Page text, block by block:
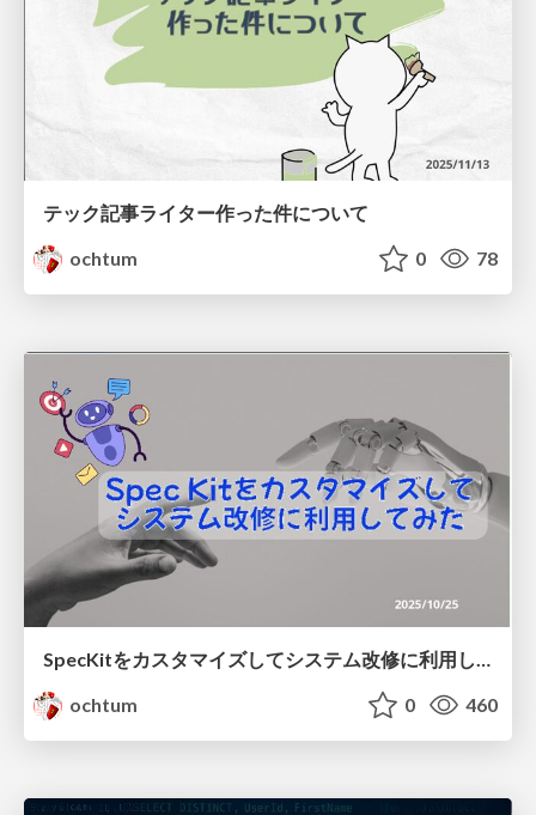
テック記事ライター作った件について
ochtum
0 78
ochtum
0 460